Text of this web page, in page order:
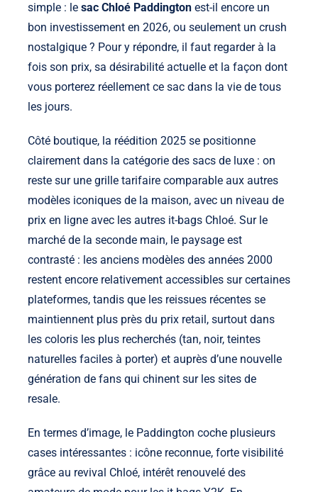
simple : le sac Chloé Paddingtonest-il encore un
bon investissement en 2026, ou seulement un crush
nostalgique ? Pour y répondre, il faut regarder à la
fois son prix, sa désirabilité actuelle et la façon dont
vous porterez réellement ce sac dans la vie de tous
les jours.
Côté boutique, la réédition 2025 se positionne
clairement dans la catégorie des sacs de luxe : on
reste sur une grille tarifaire comparable aux autres
modèles iconiques de la maison, avec un niveau de
prix en ligne avec les autres it-bags Chloé. Sur le
marché de la seconde main, le paysage est
contrasté : les anciens modèles des années 2000
restent encore relativement accessibles sur certaines
plateformes, tandis que les reissues récentes se
maintiennent plus près du prix retail, surtout dans
les coloris les plus recherchés (tan, noir, teintes
naturelles faciles à porter) et auprès d’une nouvelle
génération de fans qui chinent sur les sites de
resale.
En termes d’image, le Paddington coche plusieurs
cases intéressantes : icône reconnue, forte visibilité
grâce au revival Chloé, intérêt renouvelé des